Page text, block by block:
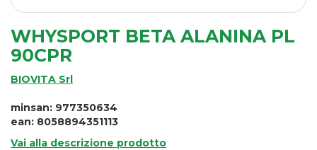
WHYSPORT BETA ALANINA PL
90CPR
BIOVITA Srl
minsan: 977350634
ean: 8058894351113
Vai alla descrizione prodotto